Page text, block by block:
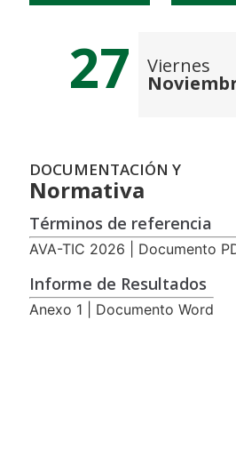
27 Viernes
DOCUMENTACIÓN Y
Normativa
Términos de referencia
AVA-TIC 2026 | Documento
Informe de Resultados
Anexo 1 | Documento Word